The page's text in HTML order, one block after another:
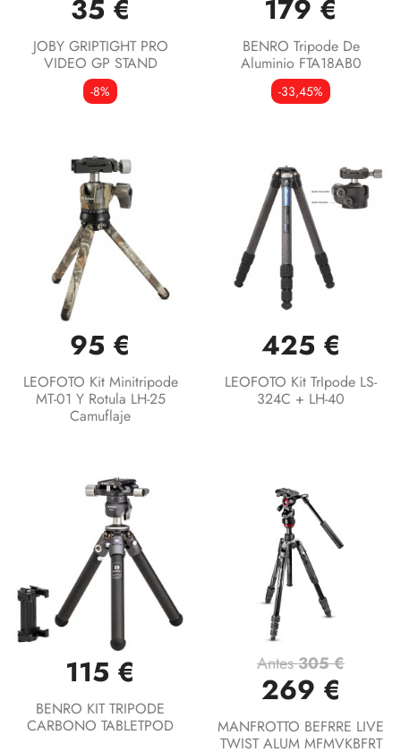
35 €
JOBY GRIPTIGHT PRO
VIDEO GP STAND
-8%
179 €
BENRO Tripode De
Aluminio FTA18AB0
-33,45%
95 €
LEOFOTO Kit Minitripode
MT-01 Y Rotula LH-25
Camuflaje
425 €
LEOFOTO Kit TrIpode LS-
324C + LH-40
115 €
BENRO KIT TRIPODE
CARBONO TABLETPOD
Antes305 €
269 €
MANFROTTO BEFRRE LIVE
TWIST ALUM MFMVKBFRT